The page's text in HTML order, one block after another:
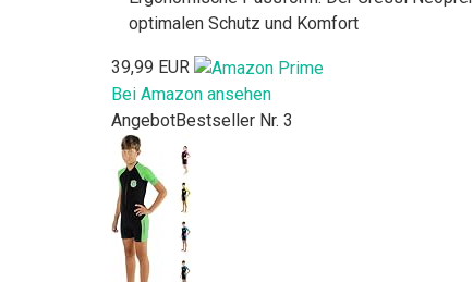
optimalen Schutz und Komfort
39,99 EUR
Bei Amazon ansehen
AngebotBestseller Nr. 3